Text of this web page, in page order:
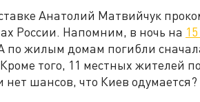
Анатолий Матвийчук
России. Напомним, в ночь на
по жилым домам погибли
того, 11 местных жителей
шансов, что Киев одумается?